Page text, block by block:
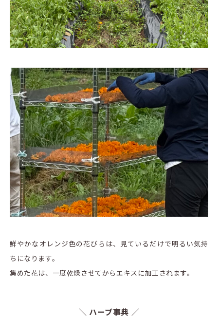
鮮やかなオレンジ色の花びらは、見ているだけで明るい気持
ちになります。
集めた花は、一度乾燥させてからエキスに加工されます。
＼ ハーブ事典 ／